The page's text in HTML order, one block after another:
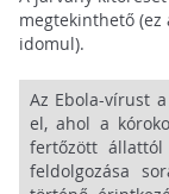
megtekinthető
idomul).
Az Ebola-vírust
el, ahol a
fertőzött
feldolgozása